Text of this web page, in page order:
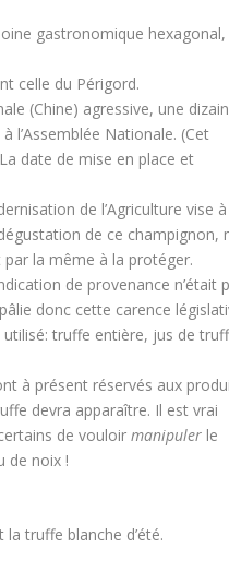
gastronomique hexagonal,
celle du Périgord.
(Chine) agressive, une
l’Assemblée Nationale. (Cet
date de mise en place et
de l’Agriculture vise à
de ce champignon,
la même à la protéger.
de provenance n’était
donc cette carence
truffe entière, jus de
à présent réservés aux
devra apparaître. Il est vrai
de vouloirmanipuler le
de noix !
truffe blanche d’été.